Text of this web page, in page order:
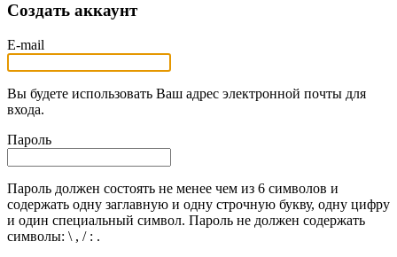
Создать аккаунт
E-mail
Вы будете использовать Ваш адрес электронной почты для
входа.
Пароль
Пароль должен состоять не менее чем из 6 символов и
содержать одну заглавную и одну строчную букву, одну цифру
и один специальный символ. Пароль не должен содержать
символы: \ , / : .